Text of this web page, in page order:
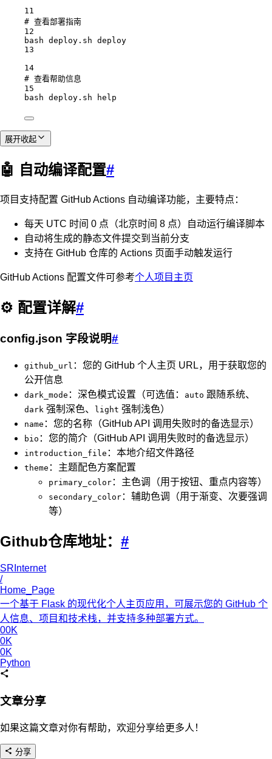
11
# 查看部署指南
12
bash deploy.sh deploy
13
14
# 查看帮助信息
15
bash deploy.sh help
展开收起
🤖 自动编译配置#
项目支持配置 GitHub Actions 自动编译功能，主要特点：
每天 UTC 时间 0 点（北京时间 8 点）自动运行编译脚本
自动将生成的静态文件提交到当前分支
支持在 GitHub 仓库的 Actions 页面手动触发运行
GitHub Actions 配置文件可参考个人项目主页
⚙️ 配置详解#
config.json 字段说明#
github_url ：您的 GitHub 个人主页 URL，用于获取您的
公开信息
dark_mode ：深色模式设置（可选值： auto 跟随系统、
dark 强制深色、 light 强制浅色）
name ：您的名称（GitHub API 调用失败时的备选显示）
bio ：您的简介（GitHub API 调用失败时的备选显示）
introduction_file ：本地介绍文件路径
theme ：主题配色方案配置
primary_color ：主色调（用于按钮、重点内容等）
secondary_color ：辅助色调（用于渐变、次要强调
等）
Github仓库地址： #
SRInternet
/
Home_Page
一个基于 Flask 的现代化个人主页应用，可展示您的 GitHub 个
人信息、项目和技术栈，并支持多种部署方式。
00K
0K
0K
Python
文章分享
如果这篇文章对你有帮助，欢迎分享给更多人！
分享